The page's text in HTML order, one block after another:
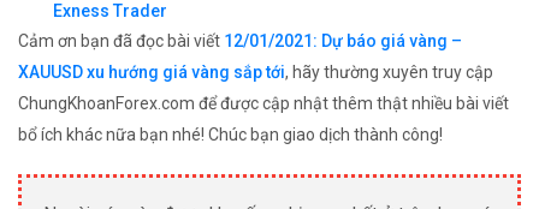
Exness Trader
Cảm ơn bạn đã đọc bài viết 12/01/2021: Dự báo giá vàng –
XAUUSD xu hướng giá vàng sắp tới, hãy thường xuyên truy cập
ChungKhoanForex.com để được cập nhật thêm thật nhiều bài viết
bổ ích khác nữa bạn nhé! Chúc bạn giao dịch thành công!